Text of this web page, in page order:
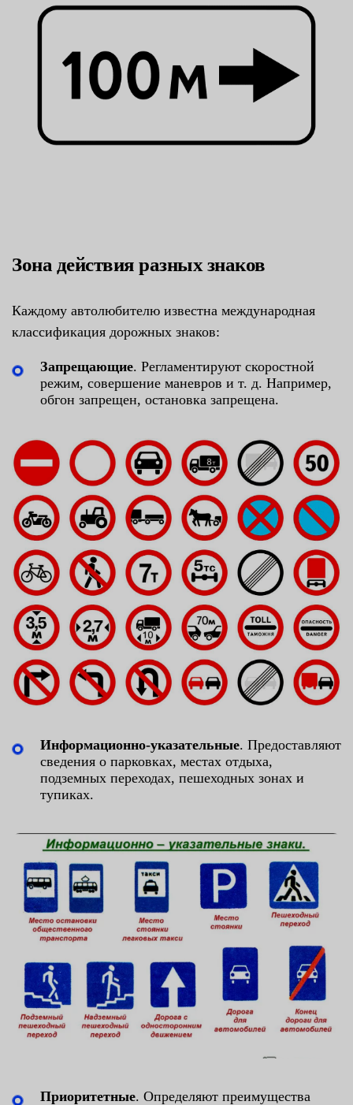
Зона действия разных знаков
Каждому автолюбителю известна международная
классификация дорожных знаков:
Запрещающие. Регламентируют скоростной
режим, совершение маневров и т. д. Например,
обгон запрещен, остановка запрещена.
Информационно-указательные. Предоставляют
сведения о парковках, местах отдыха,
подземных переходах, пешеходных зонах и
тупиках.
Приоритетные. Определяют преимущества